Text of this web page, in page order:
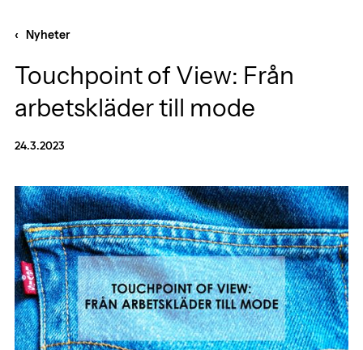
‹ Nyheter
Touchpoint of View: Från
arbetskläder till mode
24.3.2023